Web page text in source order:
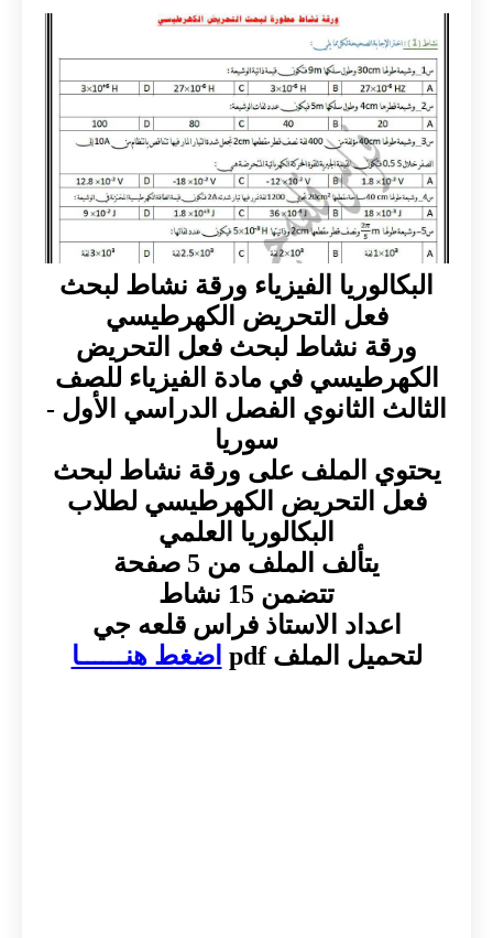
البكالوريا الفيزياء ورقة نشاط لبحث
فعل التحريض الكهرطيسي
ورقة نشاط لبحث فعل التحريض
الكهرطيسي في مادة الفيزياء للصف
الثالث الثانوي الفصل الدراسي الأول -
سوريا
يحتوي الملف على ورقة نشاط لبحث
فعل التحريض الكهرطيسي لطلاب
البكالوريا العلمي
يتألف الملف من 5 صفحة
تتضمن 15 نشاط
اعداد الاستاذ فراس قلعه جي
لتحميل الملف pdf
اضغط هنــــــا